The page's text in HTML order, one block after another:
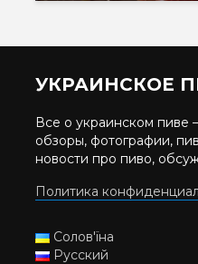
УКРАИНСКОЕ
Все о украинском пиве
обзоры, фотографии,
новости про пиво,
Политика
Солов'їна
Русский